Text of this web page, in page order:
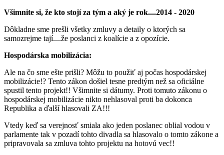
Všimnite si, že kto stojí za tým a aký je rok....2014 - 2020
Dôkladne sme prešli všetky zmluvy a detaily o ktorých sa
samozrejme tají....že poslanci z koalície a z opozície.
Hospodárska mobilizácia:
Ale na čo sme ešte prišli? Môžu to použiť aj počas hospodárskej
mobilizácie!? Tento zákon došiel tesne predtým než sa oficiálne
spustil tento projekt!! Všimnite si dátumy. Proti tomuto zákonu o
hospodárskej mobilizácie nikto nehlasoval proti ba dokonca
Republika a ďalší hlasovali ZA!!!
Vtedy keď sa verejnosť smiala ako jeden poslanec oblial vodou v
parlamente tak v pozadí tohto divadla sa hlasovalo o tomto zákone a
pripravovala sa zmluva tohto projektu na hotovú vec!!